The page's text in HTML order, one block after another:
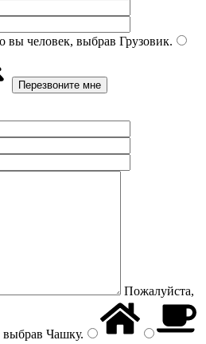
вы человек, выбрав Грузовик.
Пожалуйста,
выбрав Чашку.